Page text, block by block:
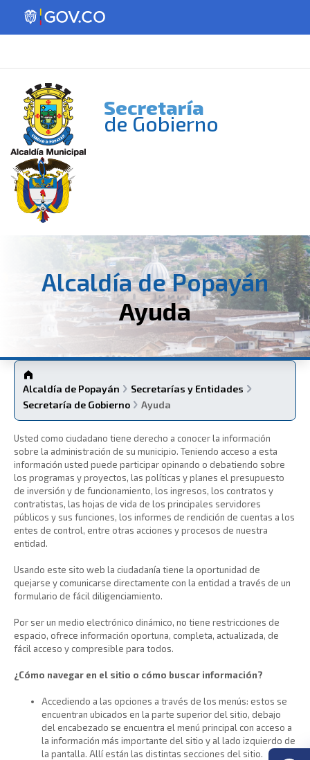
Secretaría
de Gobierno
Alcaldía de Popayán
Ayuda
Alcaldía de Popayán
Secretarías y Entidades
Secretaría de Gobierno
Ayuda
​Usted como ciudadano tiene derecho a conocer la información
sobre la administración de su municipio. Teniendo acceso a esta
información usted puede participar opinando o debatiendo sobre
los programas y proyectos, las políticas y planes el presupuesto
de inversión y de funcionamiento, los ingresos, los contratos y
contratistas, las hojas de vida de los principales servidores
públicos y sus funciones, los informes de rendición de cuentas a los
entes de control, entre otras acciones y procesos de nuestra
entidad.
Usando este sito web la ciudadanía tiene la oportunidad de
quejarse y comunicarse directamente con la entidad a través de un
formulario de fácil diligenciamiento.
Por ser un medio electrónico dinámico, no tiene restricciones de
espacio, ofrece información oportuna, completa, actualizada, de
fácil acceso y compresible para todos.
¿Cómo navegar en el sitio o cómo buscar información?
Accediendo a las opciones a través de los menús: estos se
encuentran ubicados en la parte superior del sitio, debajo
del encabezado se encuentra el menú principal con acceso a
la información más importante del sitio y al lado izquierdo de
la pantalla. Allí están las distintas secciones del sitio.